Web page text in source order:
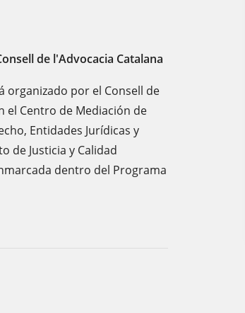
de l'Advocacia Catalana
organizado por el Consell de
el Centro de Mediación de
Entidades Jurídicas y
de Justicia y Calidad
dentro del Programa